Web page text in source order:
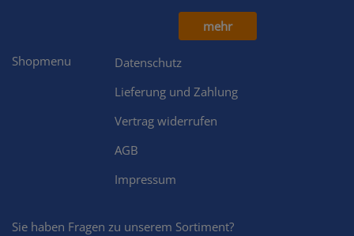
mehr
Shopmenu
Datenschutz
Lieferung und Zahlung
Vertrag widerrufen
AGB
Impressum
Sie haben Fragen zu unserem Sortiment?